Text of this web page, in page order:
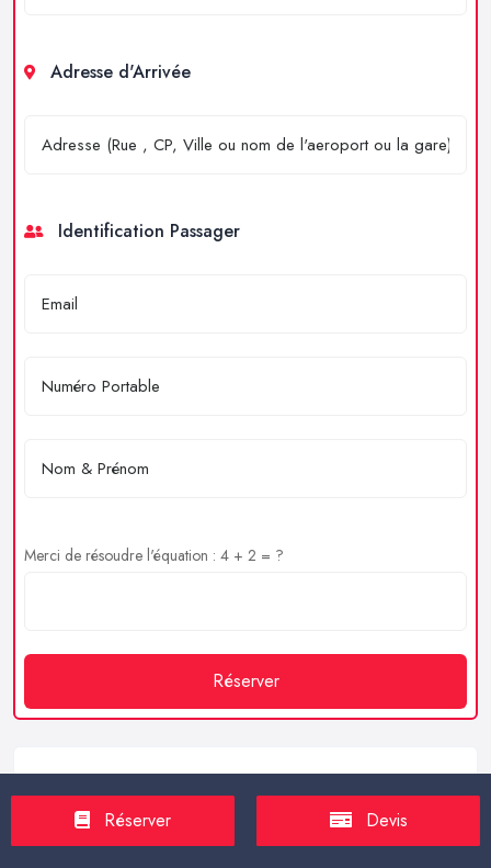
Adresse d'Arrivée
Identification Passager
Merci de résoudre l'équation : 4 + 2 = ?
Réserver
Service client
https://proxilive.fr
Réserver Devis